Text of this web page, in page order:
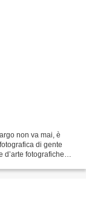
non va mai, è
di gente
d’arte fotografiche